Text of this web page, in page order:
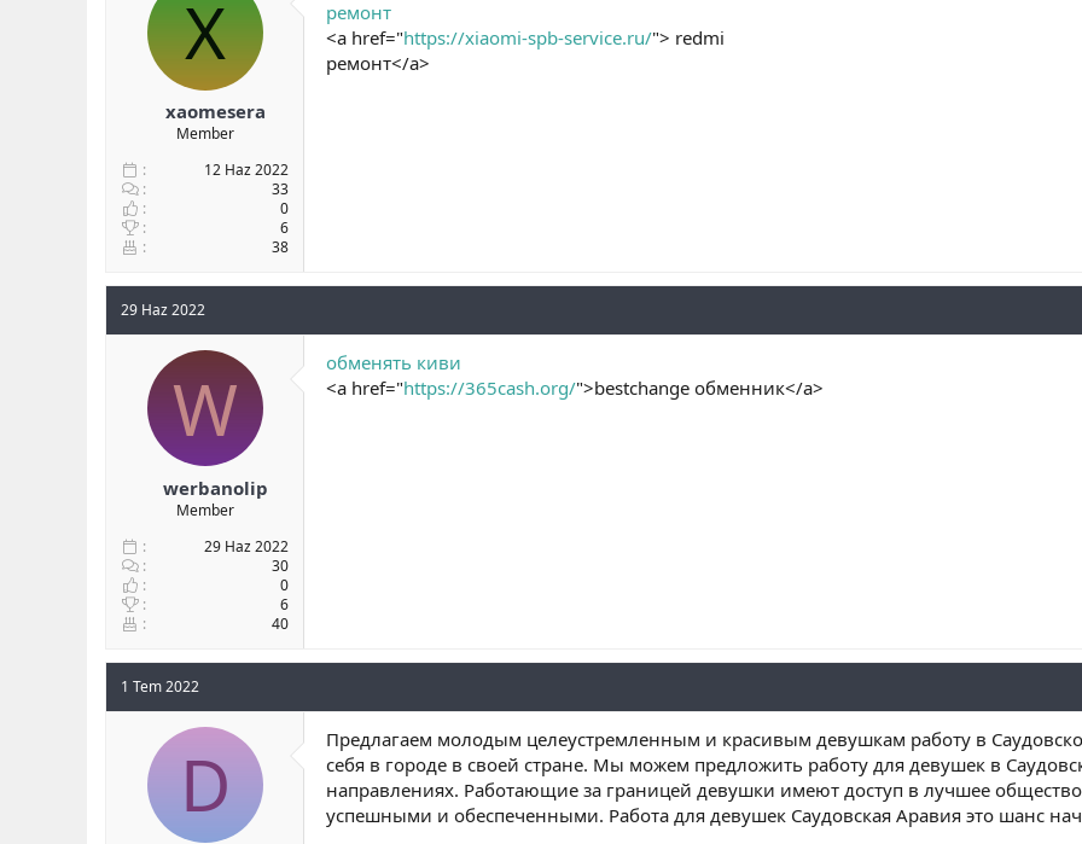
X
xaomesera
Member
12 Haz 2022
33
0
6
38
ремонт
<a href="https://xiaomi-spb-service.ru/"> redmi
ремонт</a>
29 Haz 2022
W
werbanolip
Member
29 Haz 2022
30
0
6
40
обменять киви
<a href="https://365cash.org/">bestchange обменник</a>
1 Tem 2022
D
Предлагаем молодым целеустремленным и красивым девушкам работу в
себя в городе в своей стране. Мы можем предложить работу для девушек в
направлениях. Работающие за границей девушки имеют доступ в лучшее
успешными и обеспеченными. Работа для девушек Саудовская Аравия это шанс